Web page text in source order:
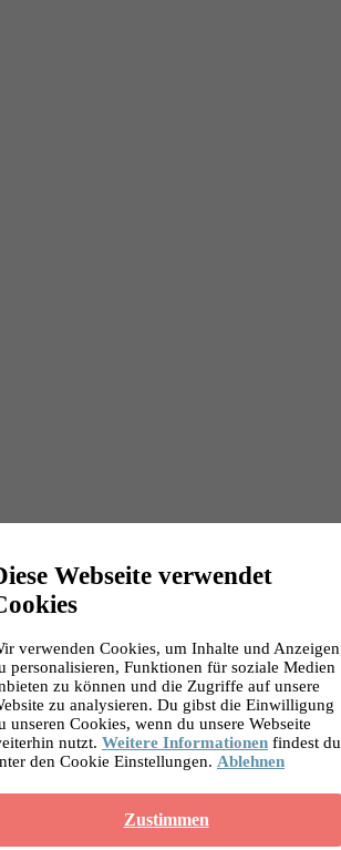
Webseite verwendet
verwenden Cookies, um Inhalte und Anzeigen
personalisieren, Funktionen für soziale Medien
zu können und die Zugriffe auf unsere
zu analysieren. Du gibst die Einwilligung
unseren Cookies, wenn du unsere Webseite
nutzt. Weitere Informationen findest du
den Cookie Einstellungen. Ablehnen
Zustimmen